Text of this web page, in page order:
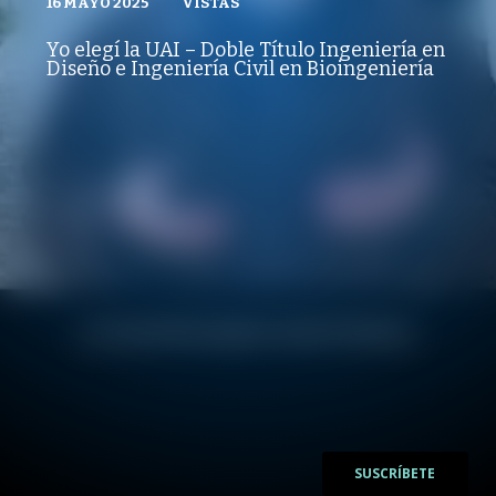
REPRODUCCIONES
Yo elegí la UAI – Doble Título Ingeniería en
Diseño e Ingeniería Civil en Bioingeniería
SUSCRÍBETE
VISTAS